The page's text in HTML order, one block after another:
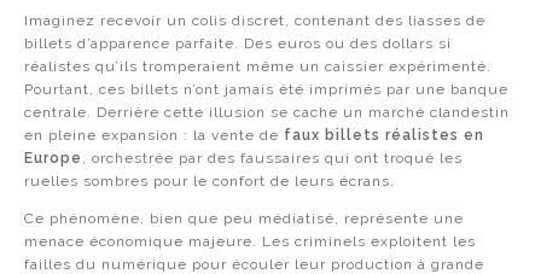
Imaginez recevoir un colis discret, contenant des liasses de
billets d’apparence parfaite. Des euros ou des dollars si
réalistes qu’ils tromperaient même un caissier expérimenté.
Pourtant, ces billets n’ont jamais été imprimés par une banque
centrale. Derrière cette illusion se cache un marché clandestin
en pleine expansion : la vente de faux billets réalistes en
Europe , orchestrée par des faussaires qui ont troqué les
ruelles sombres pour le confort de leurs écrans.
Ce phénomène, bien que peu médiatisé, représente une
menace économique majeure. Les criminels exploitent les
failles du numérique pour écouler leur production à grande